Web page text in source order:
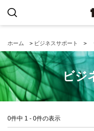
ホーム > ビジネスサポート >
ビジ
0件中 1 - 0件の表示